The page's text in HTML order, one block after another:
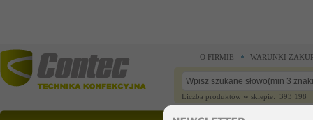
O FIRMIE WARUNKI
Liczba produktów w sklepie: 393 198